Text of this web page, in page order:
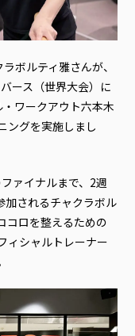
ボルティ雅さんが、
ース（世界大会）に
ワークアウト六本木
ングを実施しまし
ァイナルまで、2週
加されるチャクラボル
コロを整えるための
ィシャルトレーナー